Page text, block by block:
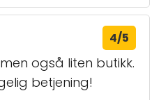
4/5
også liten butikk.
betjening!